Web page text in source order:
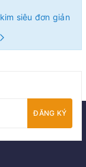
siêu đơn giản
ĐĂNG KÝ